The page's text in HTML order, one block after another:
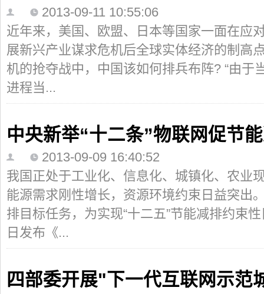
2013-09-11 10:55:06
近年来，美国、欧盟、日本等国家一面在应
展新兴产业谋求危机后全球实体经济的制高
机的抢夺战中，中国该如何排兵布阵? “由于
进程当...
中央新举“十二条”物联网促节
2013-09-09 16:40:52
我国正处于工业化、信息化、城镇化、农业
能源需求刚性增长，资源环境约束日益突出
排目标任务，为实现“十二五”节能减排约束
日发布《...
四部委开展"下一代互联网示范